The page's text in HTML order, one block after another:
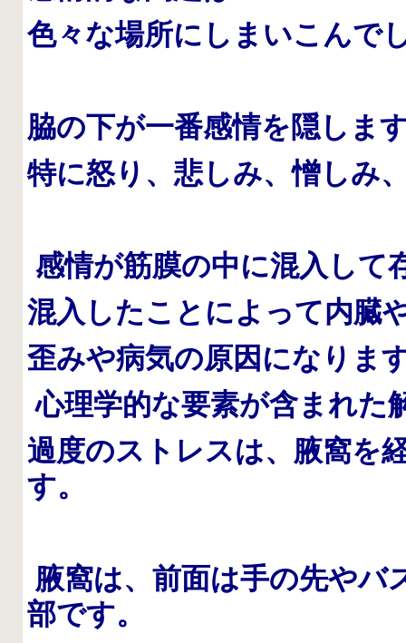
色々な場所にしまいこんで
脇の下が一番感情を隠しま
特に怒り、悲しみ、憎しみ
感情が筋膜の中に混入して
混入したことによって内臓
歪みや病気の原因になりま
心理学的な要素が含まれた
過度のストレスは、腋窩を
す。
腋窩は、前面は手の先やバ
部です。